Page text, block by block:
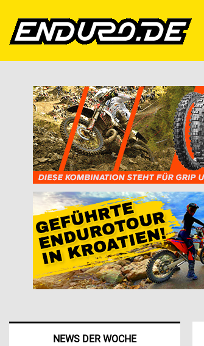
NEWS DER WOCHE